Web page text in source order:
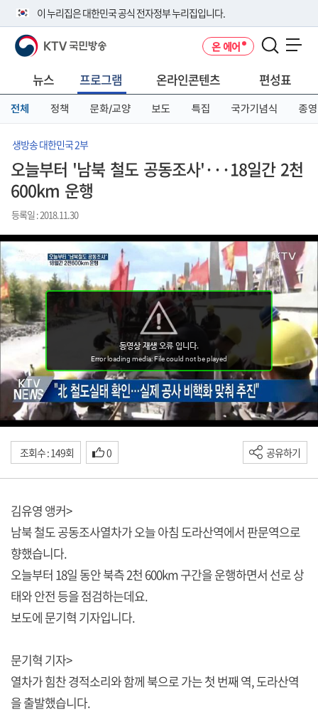
이 누리집은 대한민국 공식 전자정부 누리집입니다.
공식 누리집 주소 확인하기
니다.
이밖에 or.kr 또는 .kr등 다른 도메인 주소를 사용하고 있다면 아래 URL에
서 도메인 주소를 확인해 보세요
KTV 국민방송 온 에어
뉴스 프로그램 온라인콘텐츠 편성표
전체 정책 문화/교양 보도 특집 국가기념식 종영
생방송 대한민국 2부
오늘부터 '남북 철도 공동조사'···18일간 2천
600km 운행
등록일 : 2018.11.30
조회수 : 149회 0 공유하기
김유영 앵커>
남북 철도 공동조사열차가 오늘 아침 도라산역에서 판문역으로
향했습니다.
오늘부터 18일 동안 북측 2천 600km 구간을 운행하면서 선로 상
태와 안전 등을 점검하는데요.
보도에 문기혁 기자입니다.
문기혁 기자>
열차가 힘찬 경적소리와 함께 북으로 가는 첫 번째 역, 도라산역
을 출발했습니다.